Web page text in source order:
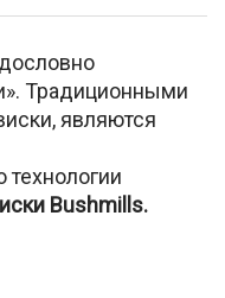
дословно
Традиционными
являются
Bushmills.